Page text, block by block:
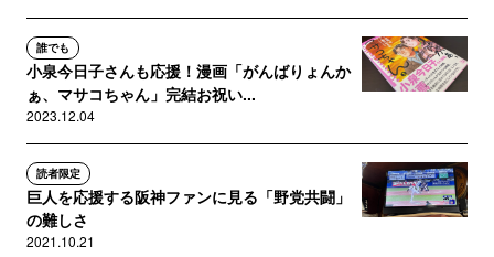
誰でも
小泉今日子さんも応援！漫画「がんばりょんか
ぁ、マサコちゃん」完結お祝い...
2023.12.04
読者限定
巨人を応援する阪神ファンに見る「野党共闘」
の難しさ
2021.10.21